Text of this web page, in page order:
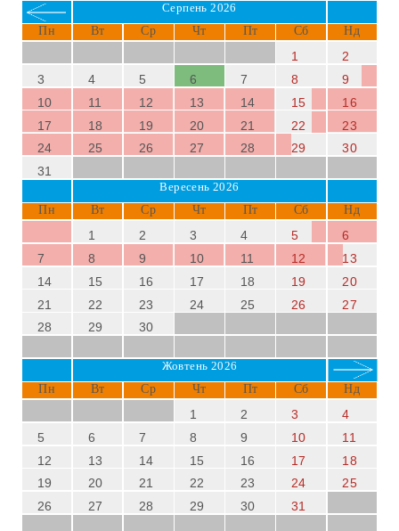
Серпень 2026
Пн Вт Ср Чт Пт Сб Нд
1
2
3
4 5 6 7 8
9
10
11 12 13 14 15
16
17
18 19 20 21 22
23
24
25 26 27 28 29
30
31
Вересень 2026
Пн Вт Ср Чт Пт Сб Нд
1 2 3 4 5
6
7
8 9 10 11 12
13
14
15 16 17 18 19
20
21
22 23 24 25 26
27
28
29 30
Жовтень 2026
Пн Вт Ср Чт Пт Сб Нд
1 2 3
4
5
6 7 8 9 10
11
12
13 14 15 16 17
18
19
20 21 22 23 24
25
26
27 28 29 30 31